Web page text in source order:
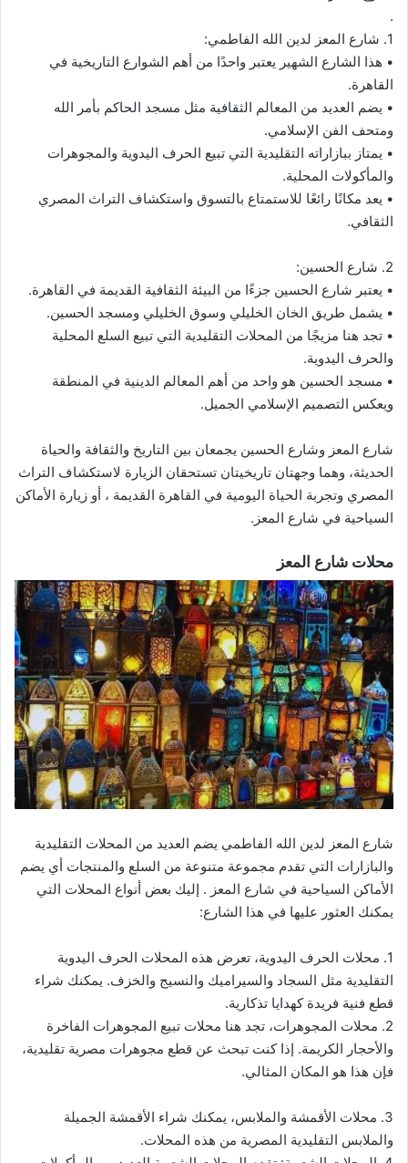
.
1. شارع المعز لدين الله الفاطمي:
• هذا الشارع الشهير يعتبر واحدًا من أهم الشوارع التاريخية في
القاهرة.
• يضم العديد من المعالم الثقافية مثل مسجد الحاكم بأمر الله
ومتحف الفن الإسلامي.
• يمتاز ببازاراته التقليدية التي تبيع الحرف اليدوية والمجوهرات
والمأكولات المحلية.
• يعد مكانًا رائعًا للاستمتاع بالتسوق واستكشاف التراث المصري
الثقافي.
2. شارع الحسين:
• يعتبر شارع الحسين جزءًا من البيئة الثقافية القديمة في القاهرة.
• يشمل طريق الخان الخليلي وسوق الخليلي ومسجد الحسين.
• تجد هنا مزيجًا من المحلات التقليدية التي تبيع السلع المحلية
والحرف اليدوية.
• مسجد الحسين هو واحد من أهم المعالم الدينية في المنطقة
ويعكس التصميم الإسلامي الجميل.
شارع المعز وشارع الحسين يجمعان بين التاريخ والثقافة والحياة
الحديثة، وهما وجهتان تاريخيتان تستحقان الزيارة لاستكشاف التراث
المصري وتجربة الحياة اليومية في القاهرة القديمة ، أو زيارة الأماكن
السياحية في شارع المعز.
محلات شارع المعز
شارع المعز لدين الله الفاطمي يضم العديد من المحلات التقليدية
والبازارات التي تقدم مجموعة متنوعة من السلع والمنتجات أي يضم
الأماكن السياحية في شارع المعز . إليك بعض أنواع المحلات التي
يمكنك العثور عليها في هذا الشارع:
1. محلات الحرف اليدوية، تعرض هذه المحلات الحرف اليدوية
التقليدية مثل السجاد والسيراميك والنسيج والخزف. يمكنك شراء
قطع فنية فريدة كهدايا تذكارية.
2. محلات المجوهرات، تجد هنا محلات تبيع المجوهرات الفاخرة
والأحجار الكريمة. إذا كنت تبحث عن قطع مجوهرات مصرية تقليدية،
فإن هذا هو المكان المثالي.
3. محلات الأقمشة والملابس، يمكنك شراء الأقمشة الجميلة
والملابس التقليدية المصرية من هذه المحلات.